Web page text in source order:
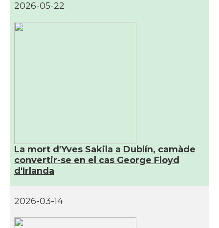
2026-05-22
La mort d'Yves Sakila a Dublín, camàde
convertir-se en el cas George Floyd
d'Irlanda
2026-03-14